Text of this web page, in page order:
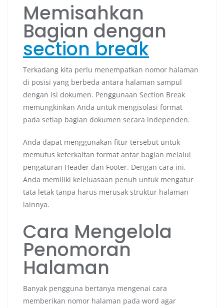
Memisahkan
Bagian dengan
section break
Terkadang kita perlu menempatkan nomor halaman
di posisi yang berbeda antara halaman sampul
dengan isi dokumen. Penggunaan Section Break
memungkinkan Anda untuk mengisolasi format
pada setiap bagian dokumen secara independen.
Anda dapat menggunakan fitur tersebut untuk
memutus keterkaitan format antar bagian melalui
pengaturan Header dan Footer. Dengan cara ini,
Anda memiliki keleluasaan penuh untuk mengatur
tata letak tanpa harus merusak struktur halaman
lainnya.
Cara Mengelola
Penomoran
Halaman
Banyak pengguna bertanya mengenai cara
memberikan nomor halaman pada word agar